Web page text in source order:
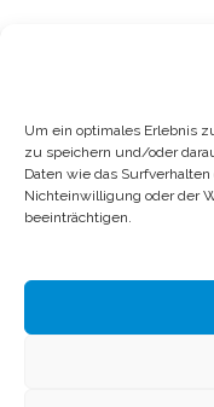
Um ein optimales Erlebnis
zu speichern und/oder
Daten wie das
Nichteinwilligung oder der
beeinträchtigen.